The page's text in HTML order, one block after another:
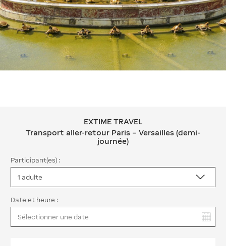
EXTIME TRAVEL Transport aller-
EXTIME TRAVEL
Transport aller-retour Paris – Versailles (demi-
journée)
Participant(es) :
Date et heure :